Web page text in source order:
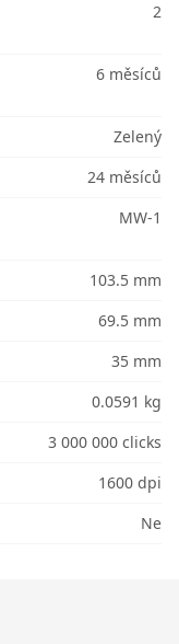
2
6 měsíců
Zelený
24 měsíců
MW-1
103.5 mm
69.5 mm
35 mm
0.0591 kg
3 000 000 clicks
1600 dpi
Ne